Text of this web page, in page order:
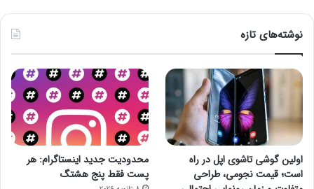
نوشته‌های تازه
اولین گوشی تاشوی اپل در راه
است؛ قیمت نجومی، طراحی
محدودیت جدید اینستاگرام: هر
پست فقط پنج هشتگ